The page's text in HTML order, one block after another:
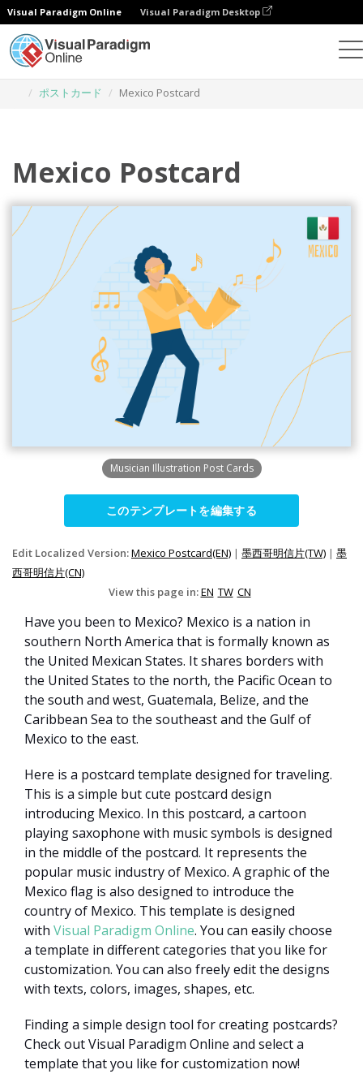
Visual Paradigm Online Visual Paradigm Desktop
ポストカード
Mexico Postcard
Mexico Postcard
Musician Illustration Post Cards
このテンプレートを編集する
Edit Localized Version:Mexico Postcard(EN) | 墨西哥明信片(TW) | 墨
西哥明信片(CN)
View this page in:EN TW CN
Have you been to Mexico? Mexico is a nation in
southern North America that is formally known as
the United Mexican States. It shares borders with
the United States to the north, the Pacific Ocean to
the south and west, Guatemala, Belize, and the
Caribbean Sea to the southeast and the Gulf of
Mexico to the east.
Here is a postcard template designed for traveling.
This is a simple but cute postcard design
introducing Mexico. In this postcard, a cartoon
playing saxophone with music symbols is designed
in the middle of the postcard. It represents the
popular music industry of Mexico. A graphic of the
Mexico flag is also designed to introduce the
country of Mexico. This template is designed
with Visual Paradigm Online. You can easily choose
a template in different categories that you like for
customization. You can also freely edit the designs
with texts, colors, images, shapes, etc.
Finding a simple design tool for creating postcards?
Check out Visual Paradigm Online and select a
template that you like for customization now!